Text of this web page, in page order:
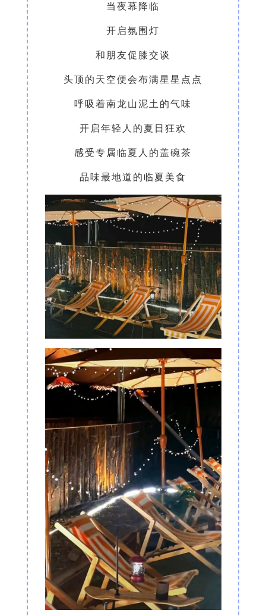
当夜幕降临
开启氛围灯
和朋友促膝交谈
头顶的天空便会布满星星点点
呼吸着南龙山泥土的气味
开启年轻人的夏日狂欢
感受专属临夏人的盖碗茶
品味最地道的临夏美食